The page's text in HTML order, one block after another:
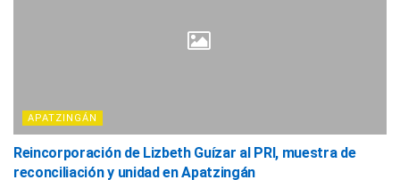
APATZINGÁN
Reincorporación de Lizbeth Guízar al PRI, muestra de
reconciliación y unidad en Apatzingán